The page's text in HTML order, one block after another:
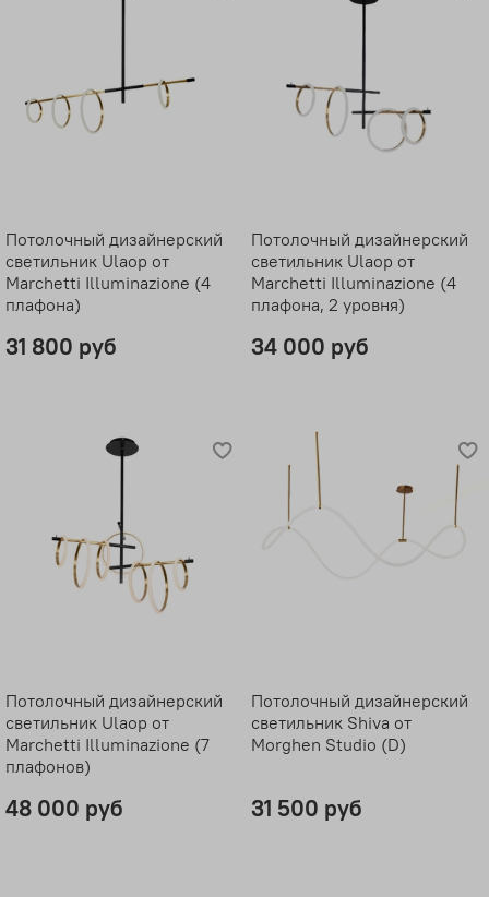
Потолочный дизайнерский
светильник Ulaop от
Marchetti Illuminazione (4
плафона)
31 800 руб
Потолочный дизайнерский
светильник Ulaop от
Marchetti Illuminazione (4
плафона, 2 уровня)
34 000 руб
Потолочный дизайнерский
светильник Ulaop от
Marchetti Illuminazione (7
плафонов)
48 000 руб
Потолочный дизайнерский
светильник Shiva от
Morghen Studio (D)
31 500 руб